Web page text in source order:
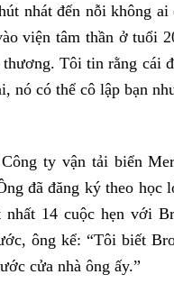
nhát đến nỗi không
viện tâm thần ở tuổi
Tôi tin rằng cái
nó có thể cô lập bạn
ty vận tải biển
đã đăng ký theo
nhất 14 cuộc hẹn với
ông kể: “Tôi biết
cửa nhà ông ấy.”